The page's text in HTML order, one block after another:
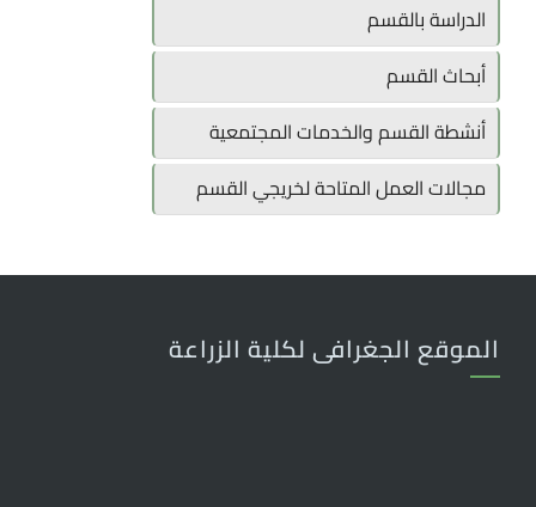
الدراسة بالقسم
أبحاث القسم
أنشطة القسم والخدمات المجتمعية
مجالات العمل المتاحة لخريجي القسم
الموقع الجغرافى لكلية الزراعة